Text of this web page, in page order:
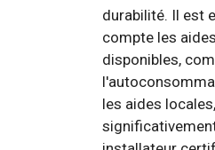
durabilité. Il est
compte les
disponibles,
les aides